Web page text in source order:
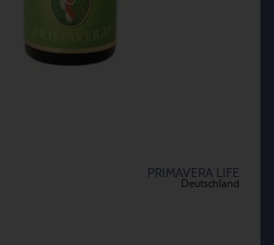
PRIMAVERA LIFE
Deutschland